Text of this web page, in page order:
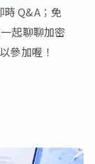
Q&A；免
起聊聊加密
參加喔！